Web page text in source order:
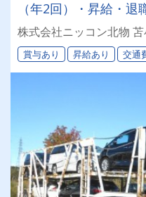
（年2回）・昇給・
の専属車両★無事故等
◎★資格取得支援制度
女性ドライバーも活躍
株式会社ニッコン北物
賞与あり 昇給あり 交通